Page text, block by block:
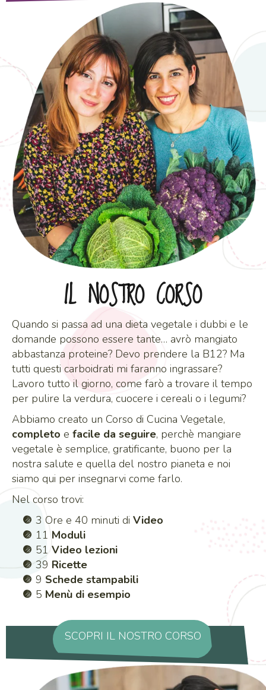
IL NOSTRO CORSO
Quando si passa ad una dieta vegetale i dubbi e le
domande possono essere tante… avrò mangiato
abbastanza proteine? Devo prendere la B12? Ma
tutti questi carboidrati mi faranno ingrassare?
Lavoro tutto il giorno, come farò a trovare il tempo
per pulire la verdura, cuocere i cereali o i legumi?
Abbiamo creato un Corso di Cucina Vegetale,
completo e facile da seguire, perchè mangiare
vegetale è semplice, gratificante, buono per la
nostra salute e quella del nostro pianeta e noi
siamo qui per insegnarvi come farlo.
Nel corso trovi:
3 Ore e 40 minuti di Video
11 Moduli
51Video lezioni
39 Ricette
9 Schede stampabili
5 Menù di esempio
SCOPRI IL NOSTRO CORSO